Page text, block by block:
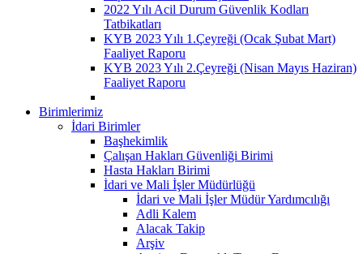
2022 Yılı Acil Durum Güvenlik Kodları
Tatbikatları
KYB 2023 Yılı 1.Çeyreği (Ocak Şubat Mart)
Faaliyet Raporu
KYB 2023 Yılı 2.Çeyreği (Nisan Mayıs Haziran)
Faaliyet Raporu
Birimlerimiz
İdari Birimler
Başhekimlik
Çalışan Hakları Güvenliği Birimi
Hasta Hakları Birimi
İdari ve Mali İşler Müdürlüğü
İdari ve Mali İşler Müdür Yardımcılığı
Adli Kalem
Alacak Takip
Arşiv